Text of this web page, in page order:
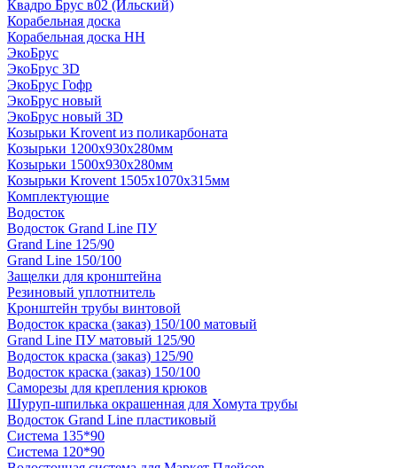
Квадро Брус в02 (Ильский)
Корабельная доска
Корабельная доска НН
ЭкоБрус
ЭкоБрус 3D
ЭкоБрус Гофр
ЭкоБрус новый
ЭкоБрус новый 3D
Козырьки Krovent из поликарбоната
Козырьки 1200х930х280мм
Козырьки 1500х930х280мм
Козырьки Krovent 1505х1070х315мм
Комплектующие
Водосток
Водосток Grand Line ПУ
Grand Line 125/90
Grand Line 150/100
Защелки для кронштейна
Резиновый уплотнитель
Кронштейн трубы винтовой
Водосток краска (заказ) 150/100 матовый
Grand Line ПУ матовый 125/90
Водосток краска (заказ) 125/90
Водосток краска (заказ) 150/100
Саморезы для крепления крюков
Шуруп-шпилька окрашенная для Хомута трубы
Водосток Grand Line пластиковый
Система 135*90
Система 120*90